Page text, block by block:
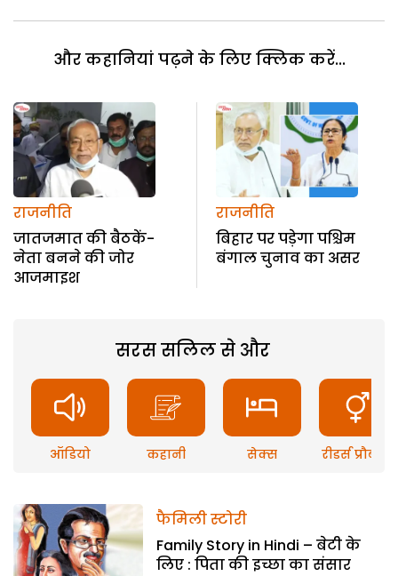
और कहानियां पढ़ने के लिए क्लिक करें...
राजनीति
जातजमात की बैठकें-
नेता बनने की जोर
आजमाइश
राजनीति
बिहार पर पड़ेगा पश्चिम
बंगाल चुनाव का असर
सरस सलिल से और
ऑडियो कहानी सेक्स रीडर्स प्रौब्लम
फैमिली स्टोरी
Family Story in Hindi – बेटी के
लिए : पिता की इच्छा का संसार